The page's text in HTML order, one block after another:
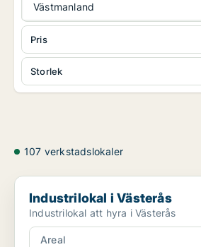
Västmanland
Storlek
Pris
107 verkstadslokaler
Industrilokal i Västerås
Industrilokal i Västerås
Industrilokal att hyra i Västerås
Areal